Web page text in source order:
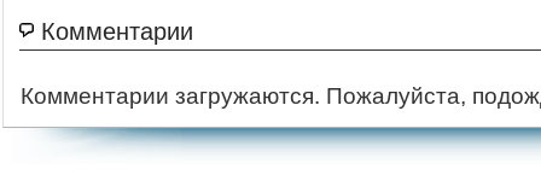
Комментарии
Комментарии загружаются. Пожалуйста,